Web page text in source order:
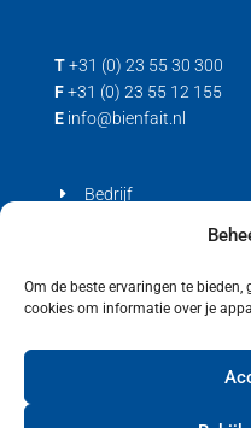
Om de beste ervaringen te
cookies om informatie over je
T +31 (0) 23 55 30 300
F +31 (0) 23 55 12 155
E info@bienfait.nl
Bedrijf
Cookiebeleid (EU)